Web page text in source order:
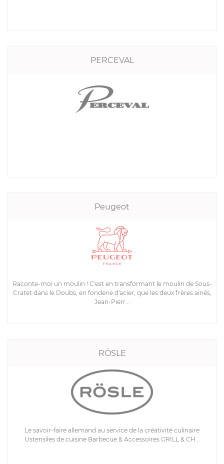
PERCEVAL
Peugeot
Raconte-moi un moulin ! C'est en transformant le moulin de Sous-
Cratet dans le Doubs, en fonderie d'acier, que les deux frères ainés,
Jean-Pierr...
RÖSLE
Le savoir-faire allemand au service de la créativité culinaire
Ustensiles de cuisine Barbecue & Accessoires GRILL & CH...